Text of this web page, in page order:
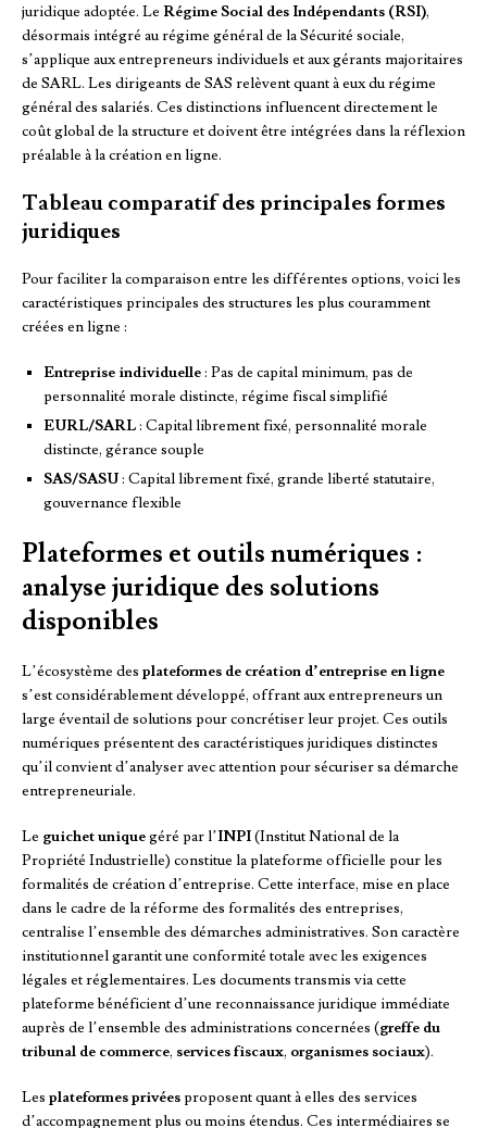
juridique adoptée. Le Régime Social des Indépendants (RSI),
désormais intégré au régime général de la Sécurité sociale,
s’applique aux entrepreneurs individuels et aux gérants majoritaires
de SARL. Les dirigeants de SAS relèvent quant à eux du régime
général des salariés. Ces distinctions influencent directement le
coût global de la structure et doivent être intégrées dans la réflexion
préalable à la création en ligne.
Tableau comparatif des principales formes
juridiques
Pour faciliter la comparaison entre les différentes options, voici les
caractéristiques principales des structures les plus couramment
créées en ligne :
Entreprise individuelle: Pas de capital minimum, pas de
personnalité morale distincte, régime fiscal simplifié
EURL/SARL: Capital librement fixé, personnalité morale
distincte, gérance souple
SAS/SASU: Capital librement fixé, grande liberté statutaire,
gouvernance flexible
Plateformes et outils numériques :
analyse juridique des solutions
disponibles
L’écosystème des plateformes de création d’entreprise en ligne
s’est considérablement développé, offrant aux entrepreneurs un
large éventail de solutions pour concrétiser leur projet. Ces outils
numériques présentent des caractéristiques juridiques distinctes
qu’il convient d’analyser avec attention pour sécuriser sa démarche
entrepreneuriale.
Le guichet uniquegéré par l’INPI(Institut National de la
Propriété Industrielle) constitue la plateforme officielle pour les
formalités de création d’entreprise. Cette interface, mise en place
dans le cadre de la réforme des formalités des entreprises,
centralise l’ensemble des démarches administratives. Son caractère
institutionnel garantit une conformité totale avec les exigences
légales et réglementaires. Les documents transmis via cette
plateforme bénéficient d’une reconnaissance juridique immédiate
auprès de l’ensemble des administrations concernées (greffe du
tribunal de commerce, services fiscaux, organismes sociaux).
Les plateformes privéesproposent quant à elles des services
d’accompagnement plus ou moins étendus. Ces intermédiaires se